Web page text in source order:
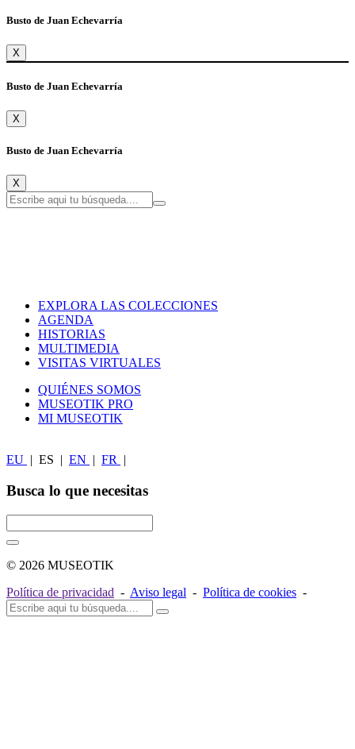
Busto de Juan Echevarría
X
Busto de Juan Echevarría
X
Busto de Juan Echevarría
X
EXPLORA LAS COLECCIONES
AGENDA
HISTORIAS
MULTIMEDIA
VISITAS VIRTUALES
QUIÉNES SOMOS
MUSEOTIK PRO
MI MUSEOTIK
EU | ES | EN | FR |
Busca lo que necesitas
© 2026 MUSEOTIK
Política de privacidad - Aviso legal - Política de cookies -